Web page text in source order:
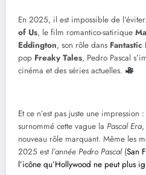
En 2025, il est impossible de
of Us, le film romantico-satirique
Eddington, son rôle dans
pop Freaky Tales, Pedro Pascal
cinéma et des séries actuelles.
Et ce n’est pas juste une impression
surnommé cette vague la Pascal Era,
nouveau rôle marquant. Même les
2025 estl’année Pedro Pascal(San
l’icône qu’Hollywood ne peut plus